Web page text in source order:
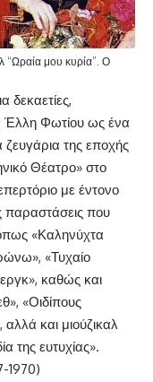
“Ωραία μου κυρία”. Ο
δεκαετίες,
Έλλη Φωτίου ως ένα
ζευγάρια της εποχής
Θέατρο» στο
με έντονο
παραστάσεις που
«Καληνύχτα
«Τυχαίο
καθώς και
«Οιδίπους
και μιούζικαλ
της ευτυχίας».
1970)